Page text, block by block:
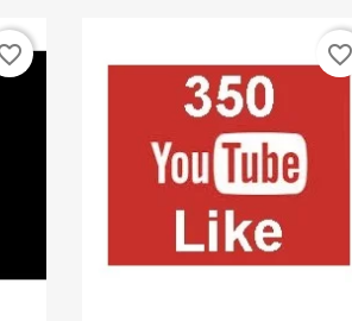
favorite_border